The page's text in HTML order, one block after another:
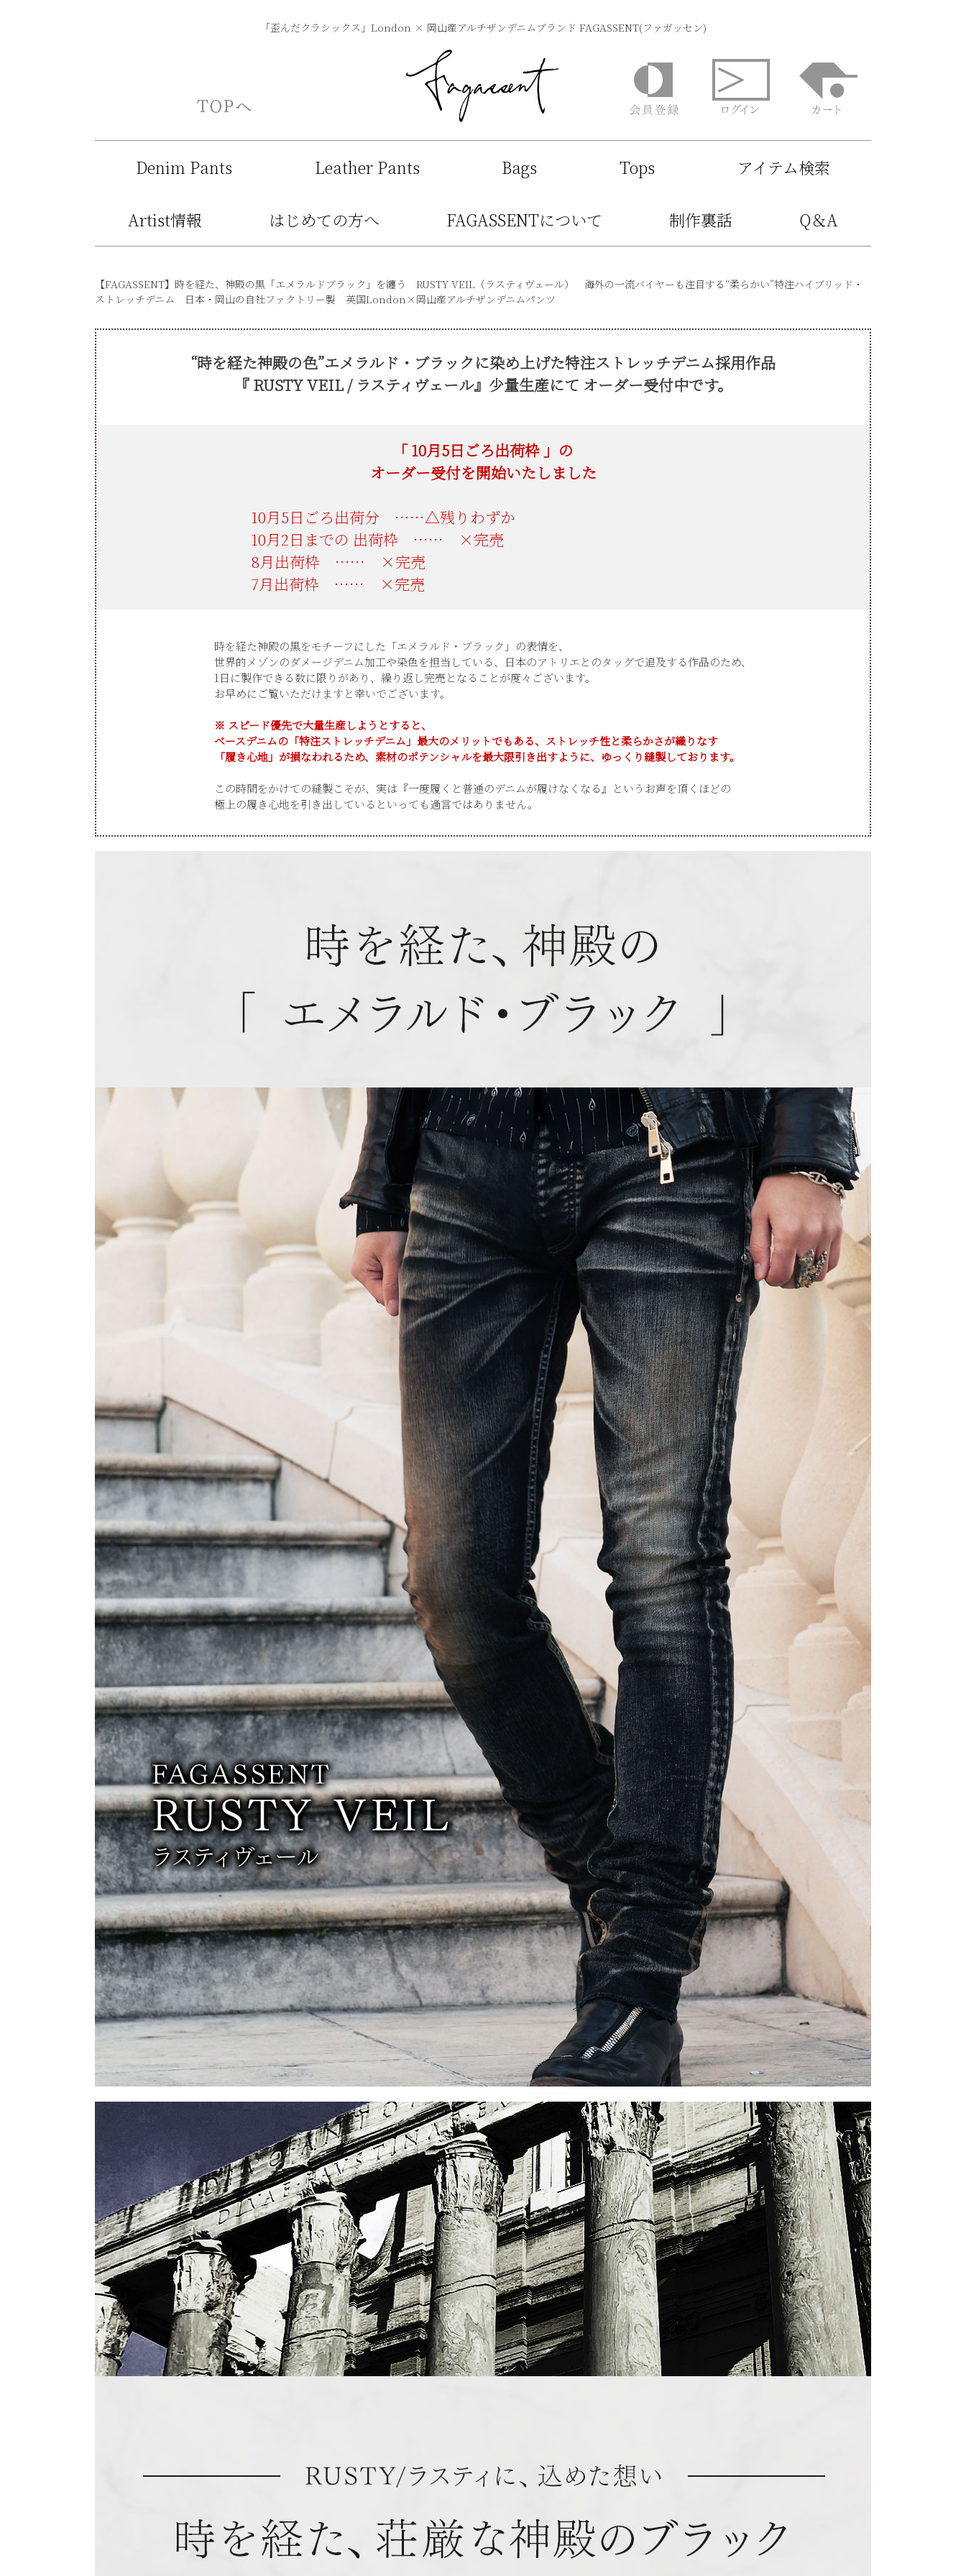
「歪んだクラシックス」London × 岡山産アルチザンデニムブランド FAGASSENT(ファガッセン)
Denim Pants Leather Pants Bags Tops アイテム検索
Artist情報 はじめての方へ FAGASSENTについて 制作裏話 Q＆A
【FAGASSENT】時を経た、神殿の黒「エメラルドブラック」を纏う RUSTY VEIL（ラスティヴェール） 海外の一流バイヤーも注目する“柔らかい”特注ハイブリッド・
ストレッチデニム 日本・岡山の自社ファクトリー製 英国London×岡山産アルチザンデニムパンツ
“時を経た神殿の色”エメラルド・ブラックに染め上げた特注ストレッチデニム採用作品
『 RUSTY VEIL / ラスティヴェール』 少量生産にて オーダー受付中です。
「
ごろ出荷枠 」の
オーダー受付を開始いたしました
ごろ出荷分 ……△残りわずか
時を経た神殿の黒をモチーフにした「エメラルド・ブラック」の表情を、
世界的メゾンのダメージデニム加工や染色を担当している、日本のアトリエとのタッグで追及する作品のため、
1日に製作できる数に限りがあり、繰り返し完売となることが度々ございます。
お早めにご覧いただけますと幸いでございます。
※ スピード優先で大量生産しようとすると、
ベースデニムの「特注ストレッチデニム」最大のメリットでもある、ストレッチ性と柔らかさが織りなす
「履き心地」が損なわれるため、素材のポテンシャルを最大限引き出すように、ゆっくり縫製しております。
この時間をかけての縫製こそが、実は『一度履くと普通のデニムが履けなくなる』というお声を頂くほどの
極上の履き心地を引き出しているといっても過言ではありません。